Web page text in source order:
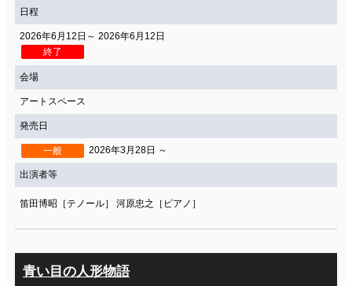
日程
2026年6月12日～ 2026年6月12日
終了
会場
アートスペース
発売日
一般 2026年3月28日 ～
出演者等
笛田博昭［テノール］ 河原忠之［ピアノ］
青い目の人形物語